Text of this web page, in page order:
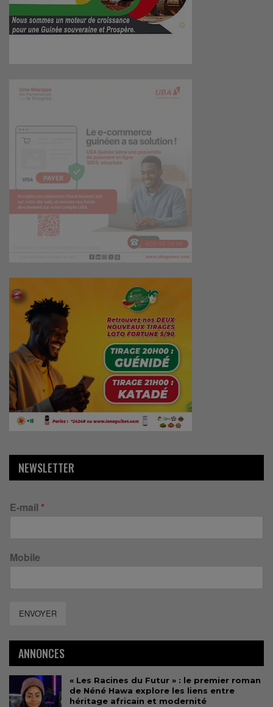
NEWSLETTER
E-mail *
Mobile
ENVOYER
ANNONCES
« Les Racines du Futur » : le premier roman
de Néné Hawa explore les liens entre
héritage africain et modernité